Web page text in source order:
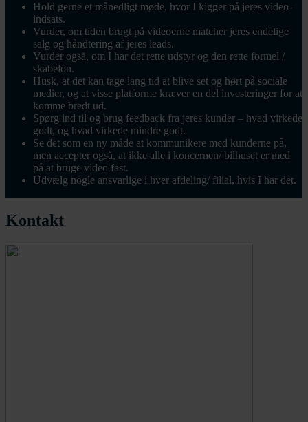
Hold gerne et månedligt møde, hvor I kigger på jeres video-
indsats.
Vurder, om tiden brugt på videoerne matcher jeres endelige
salg og håndtering af jeres leads.
Vurder også, om I har det rette udstyr og den rette formel /
skabelon.
Husk, at det kan tage lang tid at blive set og hørt på sociale
medier, og at visse platforme kræver en del investeringer for at
komme bredt ud.
Spørg ind til og brug feedback fra jeres kunder – hvad virkede
godt, og hvad virkede mindre godt.
Se det som en ny måde at kommunikere med kunderne på,
men accepter også, at ikke alle i koncernen/ bilhuset er med
på at bruge video fast.
Udvælg nogle ansvarlige i hver afdeling/ filial, hvis I har det.
Kontakt